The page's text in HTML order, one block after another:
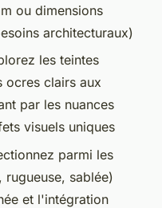
ou dimensions
architecturaux)
les teintes
ocres clairs aux
par les nuances
visuels uniques
parmi les
sablée)
et l'intégration